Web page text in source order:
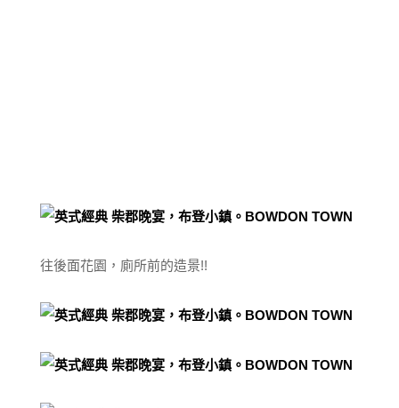
往後面花園，廁所前的造景!!